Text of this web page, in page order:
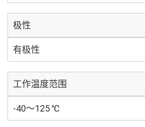
极性
有极性
工作温度范围
-40～125 ℃